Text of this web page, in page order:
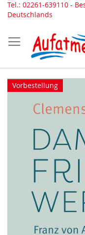
Direkt
zum
Tel.: 02261-639110 -
Deutschlands
Vorbestellung
Zum
Ende
Bildergalerie